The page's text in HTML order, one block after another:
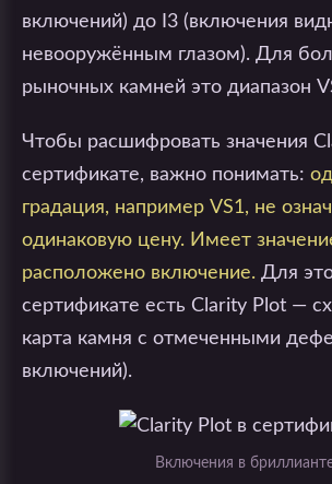
включений) до I3 (включения
невооружённым глазом). Для
рыночных камней это диапазон
Чтобы расшифровать значения
сертификате, важно понимать:
градация, например VS1, не
одинаковую цену. Имеет
расположено включение. Для
сертификате есть Clarity Plot —
карта камня с отмеченными
включений).
Включения в